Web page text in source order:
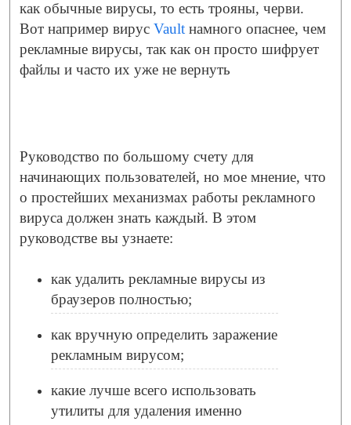
как обычные вирусы, то есть трояны, черви.
Вот например вирус Vault намного опаснее, чем
рекламные вирусы, так как он просто шифрует
файлы и часто их уже не вернуть
Руководство по большому счету для
начинающих пользователей, но мое мнение, что
о простейших механизмах работы рекламного
вируса должен знать каждый. В этом
руководстве вы узнаете:
как удалить рекламные вирусы из
браузеров полностью;
как вручную определить заражение
рекламным вирусом;
какие лучше всего использовать
утилиты для удаления именно